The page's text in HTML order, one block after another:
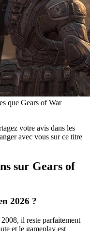
que Gears of War
votre avis dans les
avec vous sur ce titre
sur Gears of
2026 ?
il reste parfaitement
et le gameplay est